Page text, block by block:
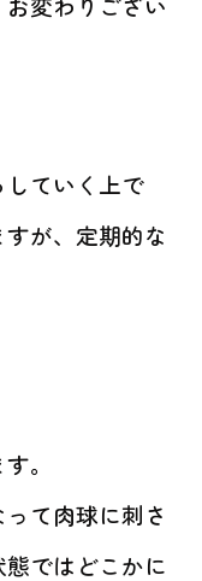
ていく上で
が、定期的な
。
て肉球に刺さ
ではどこかに